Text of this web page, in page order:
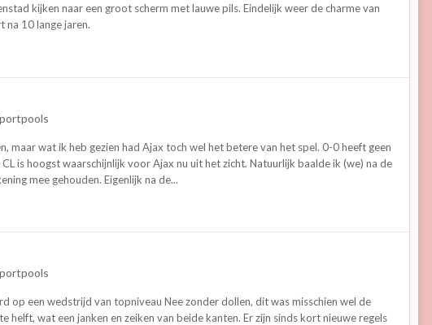
kijken naar een groot scherm met lauwe pils. Eindelijk weer de charme van
na 10 lange jaren.
maar wat ik heb gezien had Ajax toch wel het betere van het spel. 0-0 heeft geen
is hoogst waarschijnlijk voor Ajax nu uit het zicht. Natuurlijk baalde ik (we) na de
mee gehouden. Eigenlijk na de...
op een wedstrijd van topniveau Nee zonder dollen, dit was misschien wel de
helft, wat een janken en zeiken van beide kanten. Er zijn sinds kort nieuwe regels